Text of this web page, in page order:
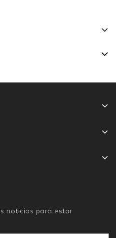
noticias para estar